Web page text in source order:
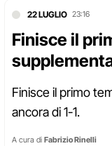
22 LUGLIO 23:16
Finisce il
Finisce il primo
ancora di 1-1.
A cura di Fabrizio Rinelli